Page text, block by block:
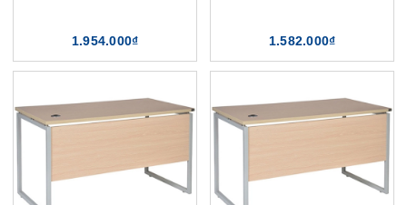
1.954.000₫ 1.582.000₫